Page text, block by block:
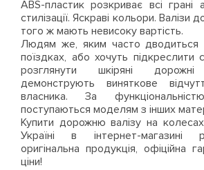
ABS-пластик розкриває всі грані
стилізації. Яскраві кольори. Валізи
того ж мають невисоку вартість.
Людям же, яким часто дводиться
поїздках, або хочуть підкреслити
розглянути шкіряні
демонструють виняткове
власника. За
поступаються моделям з інших
Купити дорожню валізу на
Україні в інтернет-магазині
оригінальна продукція, офіційна
ціни!